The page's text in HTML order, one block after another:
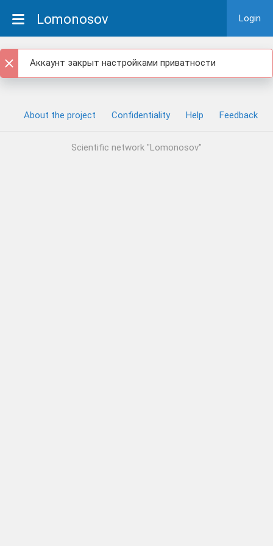
Lomonosov Login
Аккаунт закрыт настройками приватности
About the project Confidentiality Help Feedback
Scientific network "Lomonosov"